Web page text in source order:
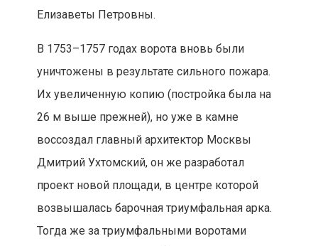
Елизаветы Петровны.
В 1753–1757 годах ворота вновь были
уничтожены в результате сильного пожара.
Их увеличенную копию (постройка была на
26 м выше прежней), но уже в камне
воссоздал главный архитектор Москвы
Дмитрий Ухтомский, он же разработал
проект новой площади, в центре которой
возвышалась барочная триумфальная арка.
Тогда же за триумфальными воротами